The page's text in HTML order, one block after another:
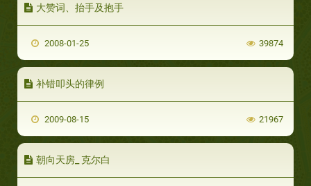
大赞词、抬手及抱手
2008-01-25 39874
补错叩头的律例
2009-08-15 21967
朝向天房_ 克尔白